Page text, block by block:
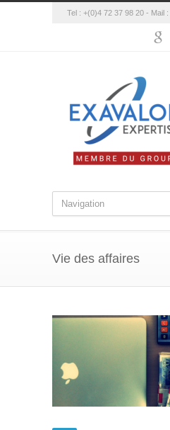
Tel : +(0)4 72 37 98 20 - Mail :
Vie des affaires